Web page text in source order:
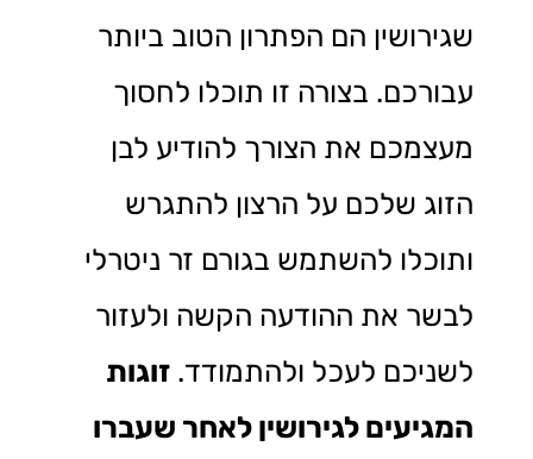
שגירושין הם הפתרון הטוב ביותר
עבורכם. בצורה זו תוכלו לחסוך
מעצמכם את הצורך להודיע לבן
הזוג שלכם על הרצון להתגרש
ותוכלו להשתמש בגורם זר ניטרלי
לבשר את ההודעה הקשה ולעזור
לשניכם לעכל ולהתמודד. זוגות
המגיעים לגירושין לאחר שעברו